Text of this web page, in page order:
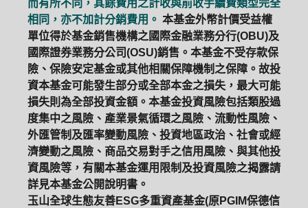
而有所不同，其餘費用之計收與前收手續費類型完全
相同，亦不加計分銷費用。 本基金外幣計價受益權
單位得於基金銷售機構之國際金融業務分行(OBU)及
國際證券業務分公司(OSU)銷售。本基金不受存款保
險、保險安定基金或其他相關保障機制之保障。故投
資本基金可能發生部分或全部本金之損失，最大可能
損失則為全部投資金額。本基金投資風險包括類股過
度集中之風險、產業景氣循環之風險、流動性風險、
外匯管制及匯率變動風險、投資地區政治、社會或經
濟變動之風險、商品交易對手之信用風險、與其他投
資風險等，有關本基金運用限制及投資風險之揭露請
詳見本基金公開說明書。
玉山全球生態友善ESG多重資產基金(原PGIM保德信